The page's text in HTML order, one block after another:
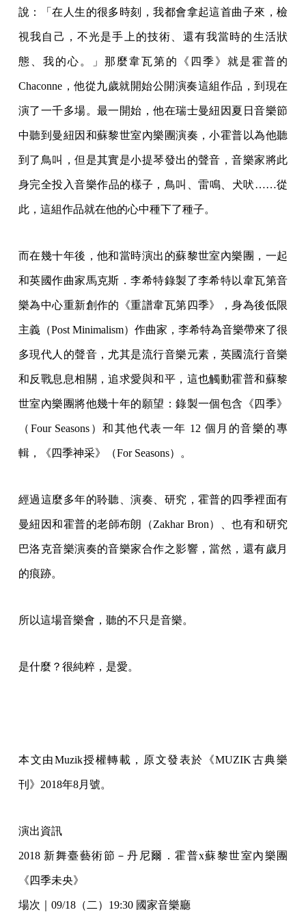
說：「在人生的很多時刻，我都會拿起這首曲子來，檢
視我自己，不光是手上的技術、還有我當時的生活狀
態、我的心。」那麼韋瓦第的《四季》就是霍普的
Chaconne，他從九歲就開始公開演奏這組作品，到現在
演了一千多場。最一開始，他在瑞士曼紐因夏日音樂節
中聽到曼紐因和蘇黎世室內樂團演奏，小霍普以為他聽
到了鳥叫，但是其實是小提琴發出的聲音，音樂家將此
身完全投入音樂作品的樣子，鳥叫、雷鳴、犬吠……從
此，這組作品就在他的心中種下了種子。
而在幾十年後，他和當時演出的蘇黎世室內樂團，一起
和英國作曲家馬克斯．李希特錄製了李希特以韋瓦第音
樂為中心重新創作的《重譜韋瓦第四季》，身為後低限
主義（Post Minimalism）作曲家，李希特為音樂帶來了很
多現代人的聲音，尤其是流行音樂元素，英國流行音樂
和反戰息息相關，追求愛與和平，這也觸動霍普和蘇黎
世室內樂團將他幾十年的願望：錄製一個包含《四季》
（Four Seasons）和其他代表一年 12 個月的音樂的專
輯，《四季神采》（For Seasons）。
經過這麼多年的聆聽、演奏、研究，霍普的四季裡面有
曼紐因和霍普的老師布朗（Zakhar Bron）、也有和研究
巴洛克音樂演奏的音樂家合作之影響，當然，還有歲月
的痕跡。
所以這場音樂會，聽的不只是音樂。
是什麼？很純粹，是愛。
本文由Muzik授權轉載，原文發表於《MUZIK古典樂
刊》2018年8月號。
演出資訊
2018 新舞臺藝術節－丹尼爾．霍普x蘇黎世室內樂團
《四季未央》
場次｜09/18（二）19:30 國家音樂廳